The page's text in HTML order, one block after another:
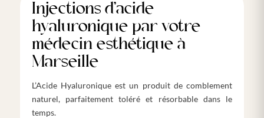
Injections d’acide
hyaluronique par votre
médecin esthétique à
Marseille
L’Acide Hyaluronique est un produit de comblement
naturel, parfaitement toléré et résorbable dans le
temps.